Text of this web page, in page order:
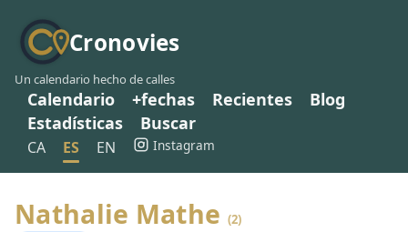
Cronovies
Un calendario hecho de calles
Calendario +fechas Recientes
Blog
Estadísticas
Buscar
CA ES EN Instagram
Nathalie Mathe (2)